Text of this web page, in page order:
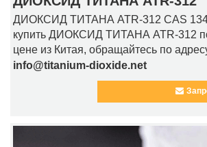
ДИОКСИД ТИТАНА ATR-312 CAS
купить ДИОКСИД ТИТАНА ATR-312
цене из Китая, обращайтесь по
info@titanium-dioxide.net